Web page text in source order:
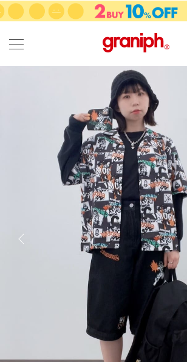
カテゴリーから探す
KIDS
カテゴリ
サイズ